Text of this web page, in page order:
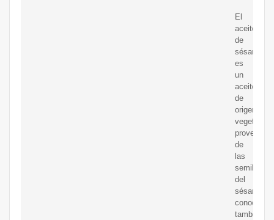
El
aceite
de
sésamo
es
un
aceite
de
origen
vegetal
de
las
semillas
del
sésamo,
conocido
también